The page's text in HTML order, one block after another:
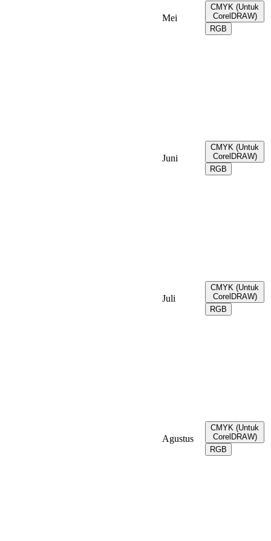
Mei
CMYK (Untuk
CorelDRAW)
RGB
Juni
CMYK (Untuk
CorelDRAW)
RGB
Juli
CMYK (Untuk
CorelDRAW)
RGB
Agustus
CMYK (Untuk
CorelDRAW)
RGB